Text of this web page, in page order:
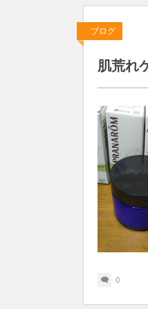
ブログ
肌荒れ
0